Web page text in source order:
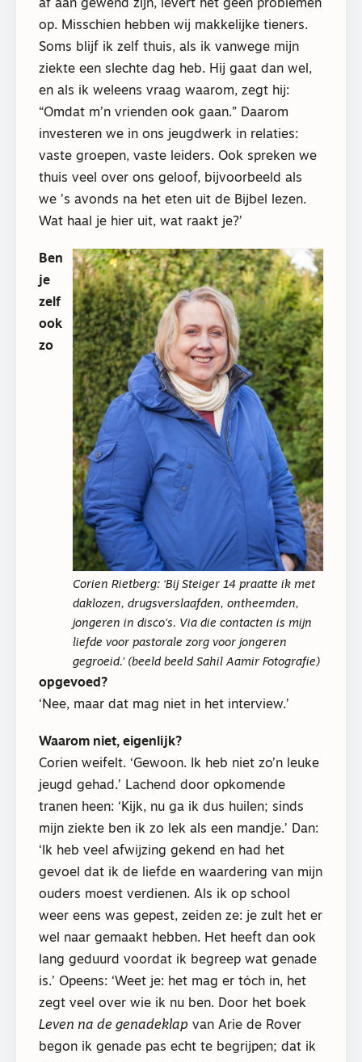
af aan gewend zijn, levert het geen problemen
op. Misschien hebben wij makkelijke tieners.
Soms blijf ik zelf thuis, als ik vanwege mijn
ziekte een slechte dag heb. Hij gaat dan wel,
en als ik weleens vraag waarom, zegt hij:
“Omdat m’n vrienden ook gaan.” Daarom
investeren we in ons jeugdwerk in relaties:
vaste groepen, vaste leiders. Ook spreken we
thuis veel over ons geloof, bijvoorbeeld als
we ’s avonds na het eten uit de Bijbel lezen.
Wat haal je hier uit, wat raakt je?’
Corien Rietberg: ‘Bij Steiger 14 praatte ik met
daklozen, drugsverslaafden, ontheemden,
jongeren in disco’s. Via die contacten is mijn
liefde voor pastorale zorg voor jongeren
gegroeid.’ (beeld beeld Sahil Aamir Fotografie)
Ben
je
zelf
ook
zo
opgevoed?
‘Nee, maar dat mag niet in het interview.’
Waarom niet, eigenlijk?
Corien weifelt. ‘Gewoon. Ik heb niet zo’n leuke
jeugd gehad.’ Lachend door opkomende
tranen heen: ‘Kijk, nu ga ik dus huilen; sinds
mijn ziekte ben ik zo lek als een mandje.’ Dan:
‘Ik heb veel afwijzing gekend en had het
gevoel dat ik de liefde en waardering van mijn
ouders moest verdienen. Als ik op school
weer eens was gepest, zeiden ze: je zult het er
wel naar gemaakt hebben. Het heeft dan ook
lang geduurd voordat ik begreep wat genade
is.’ Opeens: ‘Weet je: het mag er tóch in, het
zegt veel over wie ik nu ben. Door het boek
Leven na de genadeklap van Arie de Rover
begon ik genade pas echt te begrijpen; dat ik